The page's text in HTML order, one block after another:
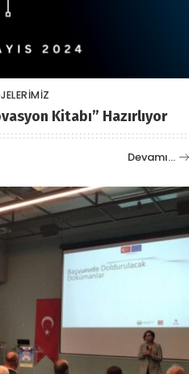
Kitabı” Hazırlıyor
Devamı…